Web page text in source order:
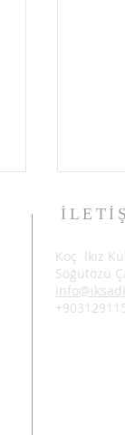
Koç İkiz
Söğütözü